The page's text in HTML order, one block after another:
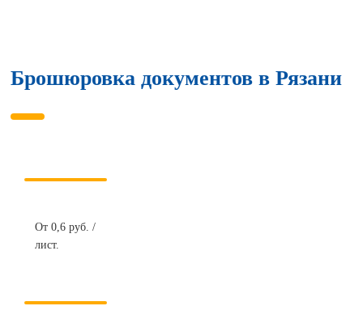
Брошюровка документов в Рязани
От 0,6 руб. /
лист.